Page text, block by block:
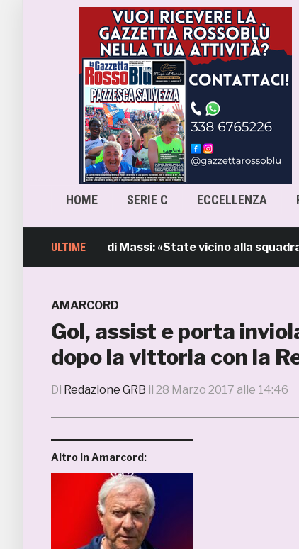
HOME SERIE C ECCELLENZA
ULTIME
l’intervento di Massi: «State vicino alla squadra.
AMARCORD
Gol, assist e porta
dopo la vittoria con la
Di Redazione GRB il 28 Marzo 2017 alle 14:46
Altro in Amarcord: